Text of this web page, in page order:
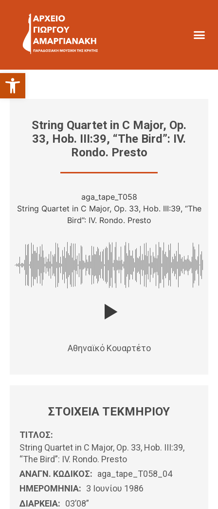
Ανοίξτε τη γραμμή εργαλείων
String Quartet in C Major, Op.
33, Hob. III:39, “The Bird”: IV.
Rondo. Presto
aga_tape_T058
String Quartet in C Major, Op. 33, Hob. III:39, “The
Bird”: IV. Rondo. Presto
Αθηναϊκό Κουαρτέτο
ΣΤΟΙΧΕΙΑ ΤΕΚΜΗΡΙΟΥ
ΤΙΤΛΟΣ:
String Quartet in C Major, Op. 33, Hob. III:39,
“The Bird”: IV. Rondo. Presto
ΑΝΑΓΝ. ΚΩΔΙΚΟΣ: aga_tape_T058_04
ΗΜΕΡΟΜΗΝΊΑ: 3 Ιουνίου 1986
ΔΙΑΡΚΕΙΑ: 03’08”